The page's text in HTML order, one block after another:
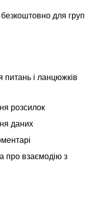
безкоштовно для груп
питань і ланцюжків
розсилок
даних
про взаємодію з